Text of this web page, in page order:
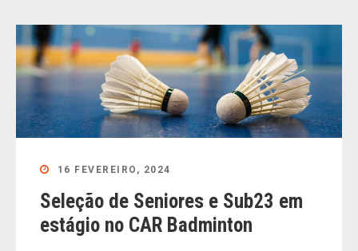
16 FEVEREIRO, 2024
Seleção de Seniores e Sub23 em
estágio no CAR Badminton